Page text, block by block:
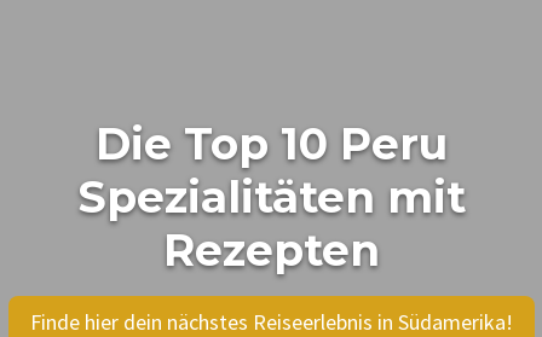
Die Top 10 Peru
Spezialitäten mit
Rezepten
Finde hier dein nächstes Reiseerlebnis in Südamerika!